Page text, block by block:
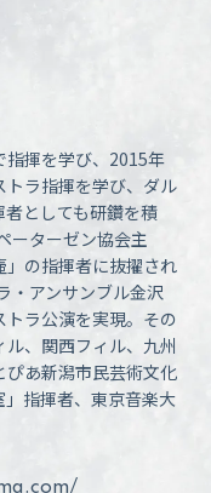
指揮を学び、2015年
トラ指揮を学び、ダル
としても研鑽を積
ーターゼン協会主
の指揮者に抜擢され
・アンサンブル金沢
ラ公演を実現。その
、関西フィル、九州
あ新潟市民芸術文化
指揮者、東京音楽大